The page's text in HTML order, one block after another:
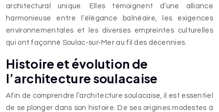
architectural unique. Elles témoignent d’une alliance
harmonieuse entre l’élégance balnéaire, les exigences
environnementales et les diverses empreintes culturelles
qui ont façonné Soulac-sur-Mer au fil des décennies.
Histoire et évolution de
l’architecture soulacaise
Afin de comprendre l’architecture soulacaise, il est essentiel
de se plonger dans son histoire. De ses origines modestes à